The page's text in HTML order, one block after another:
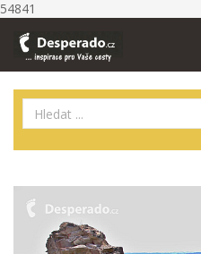
54841